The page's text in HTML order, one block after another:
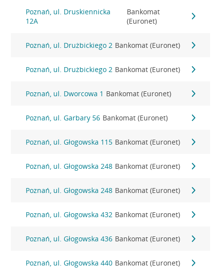
Poznań, ul. Druskiennicka
12A
Bankomat
(Euronet)
Poznań, ul. Drużbickiego 2 Bankomat (Euronet)
Poznań, ul. Drużbickiego 2 Bankomat (Euronet)
Poznań, ul. Dworcowa 1 Bankomat (Euronet)
Poznań, ul. Garbary 56 Bankomat (Euronet)
Poznań, ul. Głogowska 115 Bankomat (Euronet)
Poznań, ul. Głogowska 248 Bankomat (Euronet)
Poznań, ul. Głogowska 248 Bankomat (Euronet)
Poznań, ul. Głogowska 432 Bankomat (Euronet)
Poznań, ul. Głogowska 436 Bankomat (Euronet)
Poznań, ul. Głogowska 440 Bankomat (Euronet)